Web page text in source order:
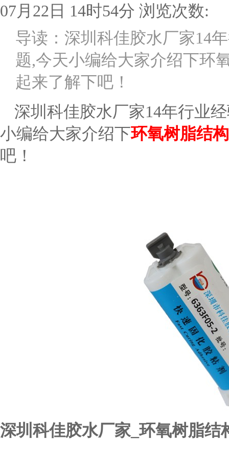
07月22日 14时54分 浏览次数:
导读：深圳科佳胶水厂家14
题,今天小编给大家介绍下环
起来了解下吧！
深圳科佳胶水厂家14年行业
小编给大家介绍下环氧树脂结
吧！
深圳科佳胶水厂家 _环氧树脂